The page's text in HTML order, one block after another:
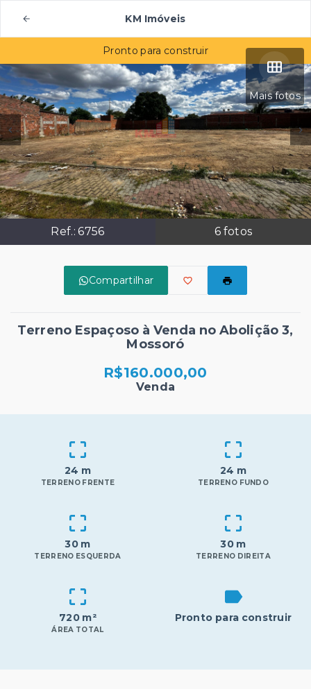
KM Imóveis
Mais fotos
Ref.:6756 6 fotos
Pronto para construir
Compartilhar
Terreno Espaçoso à Venda no Abolição 3,
Mossoró
R$160.000,00
Venda
24 m
TERRENO FRENTE
24 m
TERRENO FUNDO
30 m
TERRENO ESQUERDA
30 m
TERRENO DIREITA
720 m²
ÁREA TOTAL
Pronto para construir